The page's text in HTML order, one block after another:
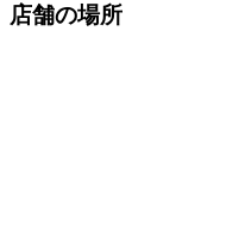
店舗の場所